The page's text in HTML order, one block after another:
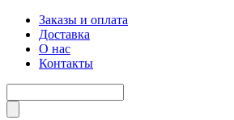
Заказы и оплата
Доставка
О нас
Контакты